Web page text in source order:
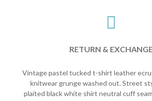
RETURN &
Vintage pastel tucked t-shirt leather
knitwear grunge washed out. Street
plaited black white shirt neutral cuff